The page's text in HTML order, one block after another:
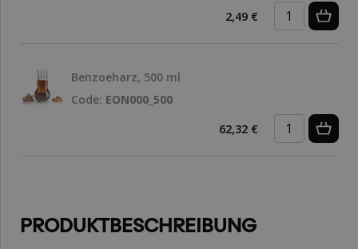
2,49 €
Benzoeharz, 500 ml
Code: EON000_500
62,32 €
PRODUKTBESCHREIBUNG